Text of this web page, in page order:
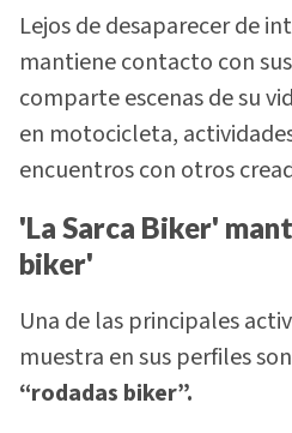
Lejos de desaparecer de
mantiene contacto con
comparte escenas de su
en motocicleta,
encuentros con otros
'La Sarca Biker'
biker'
Una de las principales
muestra en sus perfiles
“rodadas biker”.